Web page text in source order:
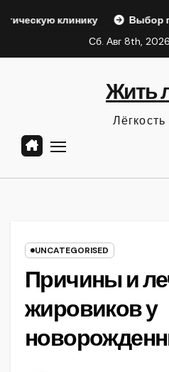
Выбор гонгов:
Сб. Авг 8th, 2026
Жить
UNCATEGORISED
Причины и
жировиков у